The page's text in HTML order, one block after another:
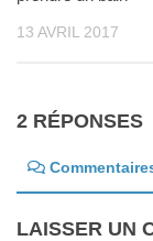
13 AVRIL 2017
2 RÉPONSES
LAISSER UN